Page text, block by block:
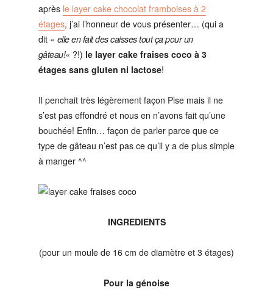
après le layer cake chocolat framboises à 2
étages, j’ai l’honneur de vous présenter… (qui a
dit « elle en fait des caisses tout ça pour un
gâteau!« ?!) le layer cake fraises coco à 3
étages sans gluten ni lactose!
Il penchait très légèrement façon Pise mais il ne
s’est pas effondré et nous en n’avons fait qu’une
bouchée! Enfin… façon de parler parce que ce
type de gâteau n’est pas ce qu’il y a de plus simple
à manger ^^
INGREDIENTS
(pour un moule de 16 cm de diamètre et 3 étages)
Pour la génoise